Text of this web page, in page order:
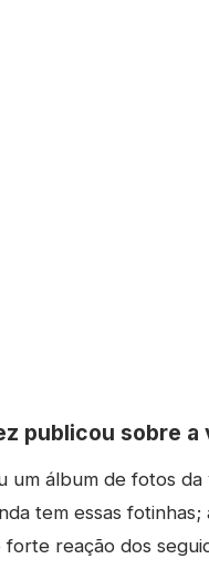
publicou sobre
um álbum de fotos
tem essas
forte reação dos